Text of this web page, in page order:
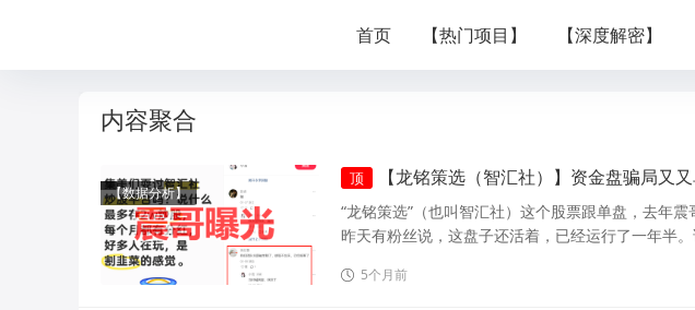
首页 【热门项目】 【深度解密】
内容聚合
【数据分析】
顶 【龙铭策选（智汇社）】资金盘骗局又
“龙铭策选”（也叫智汇社）这个股票跟单盘，去年
昨天有粉丝说，这盘子还活着，已经运行了一年半
5个月前